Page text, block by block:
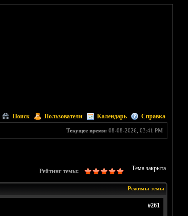
Поиск Пользователи Календарь Справка
Текущее время: 08-08-2026, 03:41 PM
Тема закрыта
Рейтинг темы:
Режимы темы
#261